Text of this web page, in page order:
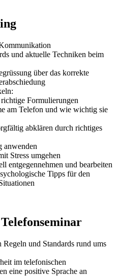
und aktuelle Techniken beim
über das korrekte
Formulierungen
am Telefon und wie wichtig sie
abklären durch richtiges
anwenden
Stress umgehen
entgegennehmen und bearbeiten
Tipps für den
und Standards rund ums
im telefonischen
eine positive Sprache an